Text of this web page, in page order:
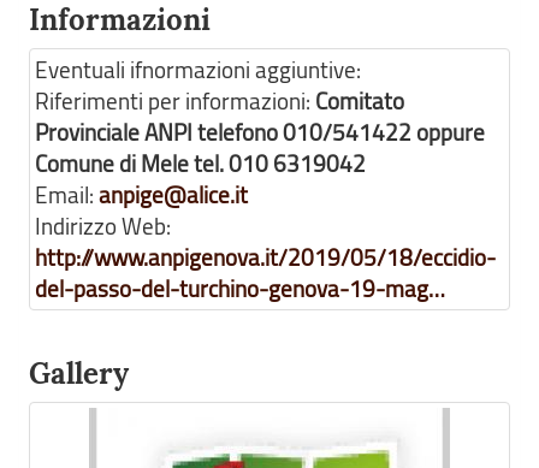
Informazioni
Eventuali ifnormazioni aggiuntive:
Riferimenti per informazioni: Comitato
Provinciale ANPI telefono 010/541422 oppure
Comune di Mele tel. 010 6319042
Email:anpige@alice.it
Indirizzo Web:
http://www.anpigenova.it/2019/05/18/eccidio-
del-passo-del-turchino-genova-19-mag…
Gallery